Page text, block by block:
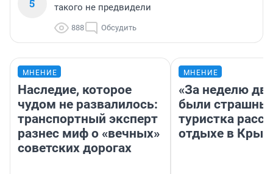
5
такого не предвидели
888 Обсудить
МНЕНИЕ
Наследие, которое
чудом не развалилось:
транспортный эксперт
разнес миф о «вечных»
советских дорогах
МНЕНИЕ
«За неделю
были
туристка
отдыхе в